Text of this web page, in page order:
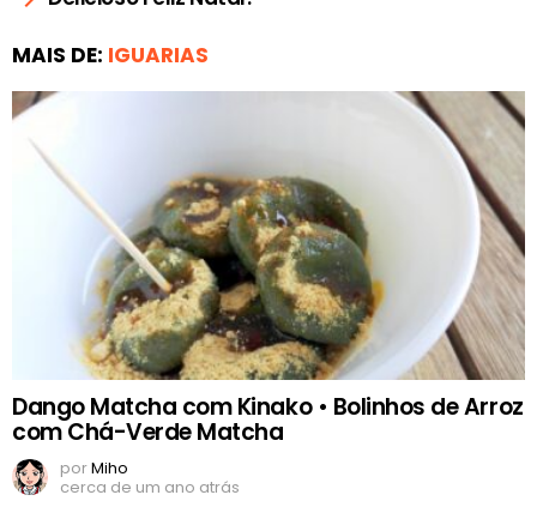
MAIS DE: IGUARIAS
Dango Matcha com Kinako • Bolinhos de Arroz
com Chá-Verde Matcha
porMiho
cerca de um ano atrás